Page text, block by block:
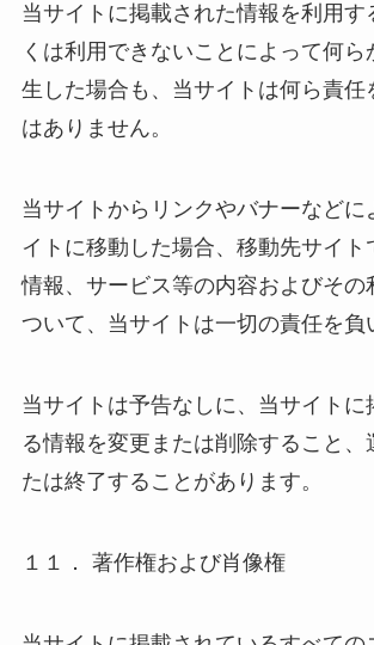
当サイトに掲載された情報を利用す
くは利用できないことによって何ら
生した場合も、当サイトは何ら責任
はありません。
当サイトからリンクやバナーなどに
イトに移動した場合、移動先サイト
情報、サービス等の内容およびその
ついて、当サイトは一切の責任を負
当サイトは予告なしに、当サイトに
る情報を変更または削除すること、
たは終了することがあります。
１１． 著作権および肖像権